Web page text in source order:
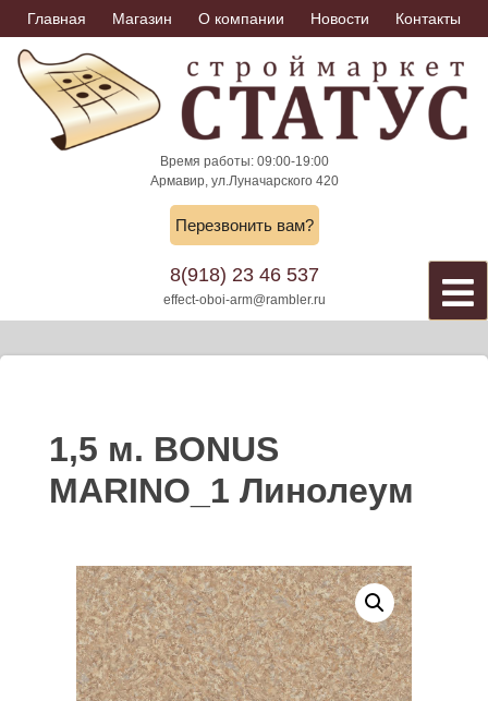
Skip
to
content
Главная Магазин О компании Новости Контакты
Время работы: 09:00-19:00
Армавир, ул.Луначарского 420
Перезвонить вам?
8(918) 23 46 537
effect-oboi-arm@rambler.ru
1,5 м. BONUS
MARINO_1 Линолеум